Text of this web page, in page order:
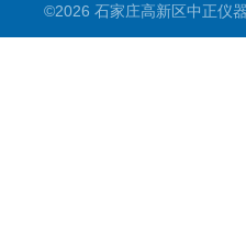
©2026 石家庄高新区中正